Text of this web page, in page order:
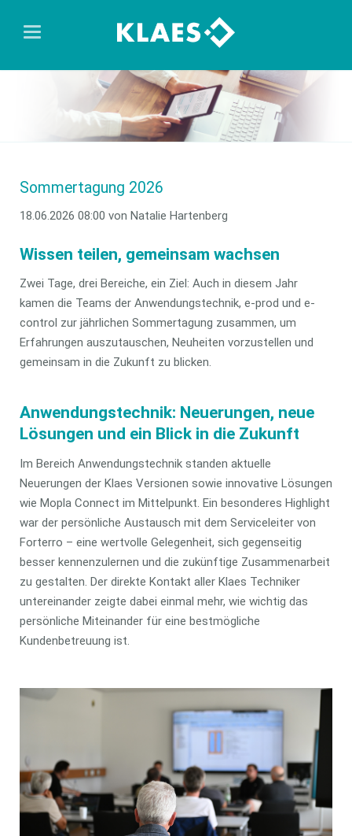
Sommertagung 2026
18.06.2026 08:00 von Natalie Hartenberg
Wissen teilen, gemeinsam wachsen
Zwei Tage, drei Bereiche, ein Ziel: Auch in diesem Jahr
kamen die Teams der Anwendungstechnik, e-prod und e-
control zur jährlichen Sommertagung zusammen, um
Erfahrungen auszutauschen, Neuheiten vorzustellen und
gemeinsam in die Zukunft zu blicken.
Anwendungstechnik: Neuerungen, neue
Lösungen und ein Blick in die Zukunft
Im Bereich Anwendungstechnik standen aktuelle
Neuerungen der Klaes Versionen sowie innovative Lösungen
wie Mopla Connect im Mittelpunkt. Ein besonderes Highlight
war der persönliche Austausch mit dem Serviceleiter von
Forterro – eine wertvolle Gelegenheit, sich gegenseitig
besser kennenzulernen und die zukünftige Zusammenarbeit
zu gestalten. Der direkte Kontakt aller Klaes Techniker
untereinander zeigte dabei einmal mehr, wie wichtig das
persönliche Miteinander für eine bestmögliche
Kundenbetreuung ist.